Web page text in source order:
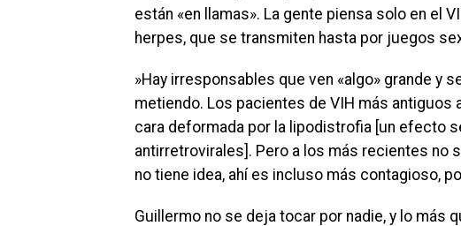
están «en llamas». La gente piensa solo en el
herpes, que se transmiten hasta por juegos
»Hay irresponsables que ven «algo» grande y
metiendo. Los pacientes de VIH más antiguos
cara deformada por la lipodistrofia [un efecto
antirretrovirales]. Pero a los más recientes no
no tiene idea, ahí es incluso más contagioso,
Guillermo no se deja tocar por nadie, y lo más